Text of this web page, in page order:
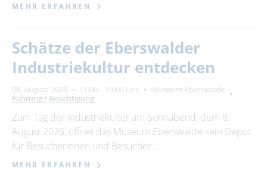
MEHR ERFAHREN
Schätze der Eberswalder
Industriekultur entdecken
08. August 2026 11:00 – 13:00 Uhr
Museum Eberswalde
Führung / Besichtigung
Zum Tag der Industriekultur am Sonnabend, dem 8.
August 2026, öffnet das Museum Eberswalde sein Depot
für Besucherinnen und Besucher. …
MEHR ERFAHREN